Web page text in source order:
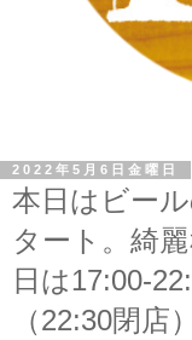
2022年5月6日金曜日
本日はビー
タート。綺
日は17:00-
（22:30閉店